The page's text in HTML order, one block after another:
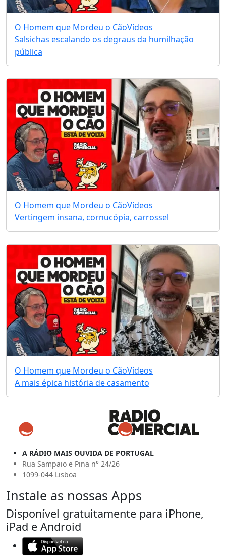
O Homem que Mordeu o CãoVídeos
Salsichas escalando os degraus da humilhação
pública
O Homem que Mordeu o CãoVídeos
Vertingem insana, cornucópia, carrossel
O Homem que Mordeu o CãoVídeos
A mais épica história de casamento
A RÁDIO MAIS OUVIDA DE PORTUGAL
Rua Sampaio e Pina n° 24/26
1099-044 Lisboa
Instale as nossas Apps
Disponível gratuitamente para iPhone,
iPad e Android